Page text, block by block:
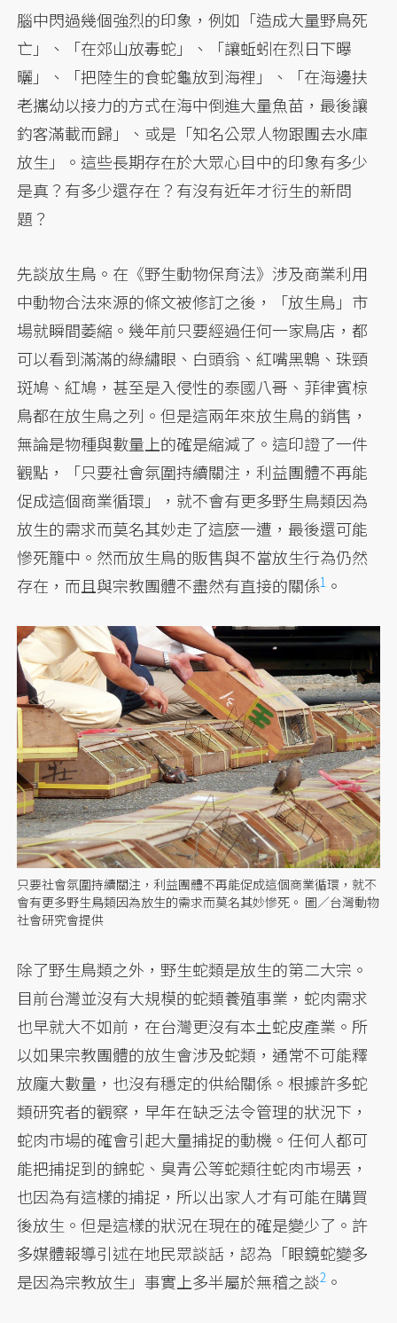
腦中閃過幾個強烈的印象，例如「造成大量野鳥死
亡」、「在郊山放毒蛇」、「讓蚯蚓在烈日下曝
曬」、「把陸生的食蛇龜放到海裡」、「在海邊扶
老攜幼以接力的方式在海中倒進大量魚苗，最後讓
釣客滿載而歸」、或是「知名公眾人物跟團去水庫
放生」。這些長期存在於大眾心目中的印象有多少
是真？有多少還存在？有沒有近年才衍生的新問
題？
先談放生鳥。在《野生動物保育法》涉及商業利用
中動物合法來源的條文被修訂之後，「放生鳥」市
場就瞬間萎縮。幾年前只要經過任何一家鳥店，都
可以看到滿滿的綠繡眼、白頭翁、紅嘴黑鵯、珠頸
斑鳩、紅鳩，甚至是入侵性的泰國八哥、菲律賓椋
鳥都在放生鳥之列。但是這兩年來放生鳥的銷售，
無論是物種與數量上的確是縮減了。這印證了一件
觀點，「只要社會氛圍持續關注，利益團體不再能
促成這個商業循環」，就不會有更多野生鳥類因為
放生的需求而莫名其妙走了這麼一遭，最後還可能
慘死籠中。然而放生鳥的販售與不當放生行為仍然
存在，而且與宗教團體不盡然有直接的關係1 。
只要社會氛圍持續關注，利益團體不再能促成這個商業循環，就不
會有更多野生鳥類因為放生的需求而莫名其妙慘死。 圖／台灣動物
社會研究會提供
除了野生鳥類之外，野生蛇類是放生的第二大宗。
目前台灣並沒有大規模的蛇類養殖事業，蛇肉需求
也早就大不如前，在台灣更沒有本土蛇皮產業。所
以如果宗教團體的放生會涉及蛇類，通常不可能釋
放龐大數量，也沒有穩定的供給關係。根據許多蛇
類研究者的觀察，早年在缺乏法令管理的狀況下，
蛇肉市場的確會引起大量捕捉的動機。任何人都可
能把捕捉到的錦蛇、臭青公等蛇類往蛇肉市場丟，
也因為有這樣的捕捉，所以出家人才有可能在購買
後放生。但是這樣的狀況在現在的確是變少了。許
多媒體報導引述在地民眾談話，認為「眼鏡蛇變多
是因為宗教放生」事實上多半屬於無稽之談2 。